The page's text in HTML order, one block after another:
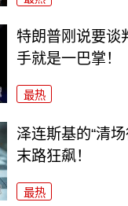
特朗普刚说要谈
手就是一巴掌！
最热
泽连斯基的“清
末路狂飙！
最热